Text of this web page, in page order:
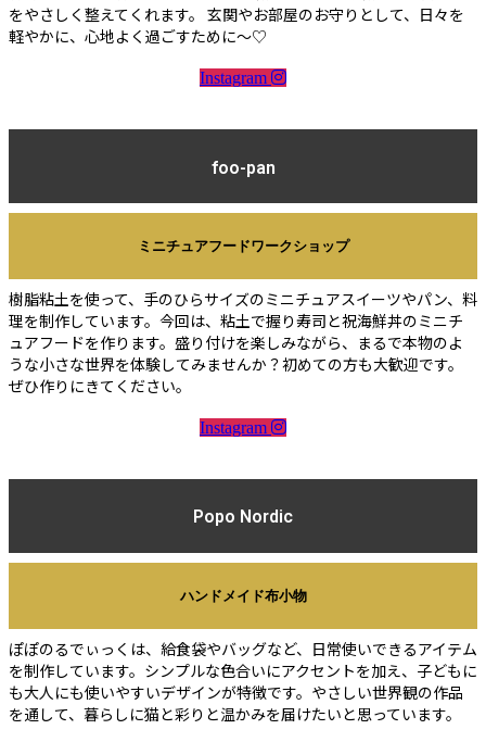
をやさしく整えてくれます。 玄関やお部屋のお守りとして、日々を
軽やかに、心地よく過ごすために〜♡
Instagram
foo-pan
ミニチュアフードワークショップ
樹脂粘土を使って、手のひらサイズのミニチュアスイーツやパン、料
理を制作しています。今回は、粘土で握り寿司と祝海鮮丼のミニチ
ュアフードを作ります。盛り付けを楽しみながら、まるで本物のよ
うな小さな世界を体験してみませんか？初めての方も大歓迎です。
ぜひ作りにきてください。
Instagram
Popo Nordic
ハンドメイド布小物
ぽぽのるでぃっくは、給食袋やバッグなど、日常使いできるアイテム
を制作しています。シンプルな色合いにアクセントを加え、子どもに
も大人にも使いやすいデザインが特徴です。やさしい世界観の作品
を通して、暮らしに猫と彩りと温かみを届けたいと思っています。